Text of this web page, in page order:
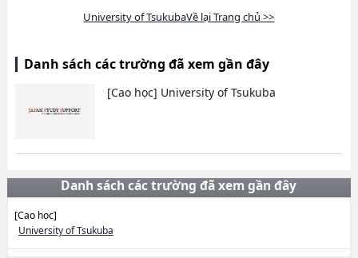
University of TsukubaVề lại Trang chủ >>
Danh sách các trường đã xem gần đây
[Cao học] University of Tsukuba
Danh sách các trường đã xem gần đây
[Cao học]
University of Tsukuba